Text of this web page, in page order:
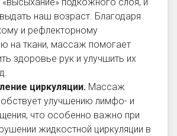
наш возраст. Благодаря
и рефлекторному
на ткани, массаж помогает
здоровье рук и улучшить их
циркуляции. Массаж
улучшению лимфо- и
что особенно важно при
жидкостной циркуляции в